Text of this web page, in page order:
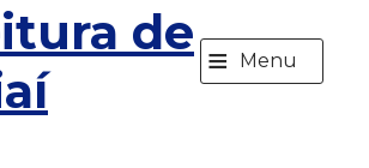
de ≡ Menu